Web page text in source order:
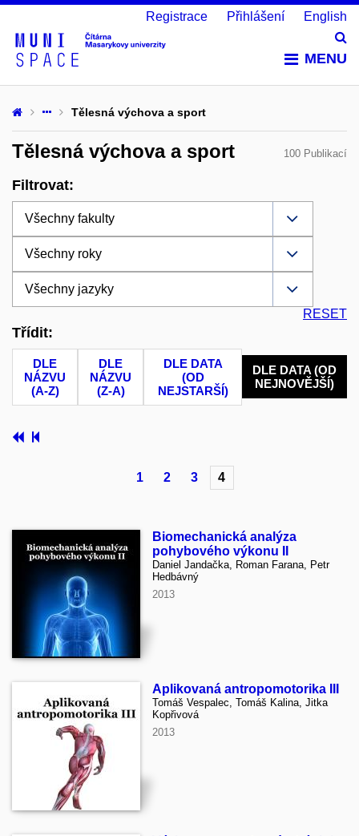
MENU
Registrace Přihlášení English
Tělesná výchova a sport
100 Publikací
Tělesná výchova a sport
Filtrovat:
RESET
Třídit:
DLE
NÁZVU
(A-Z)
DLE
NÁZVU
(Z-A)
DLE DATA
(OD
NEJSTARŠÍ)
DLE DATA (OD
NEJNOVĚJŠÍ)
1 2 3 4
Biomechanická analýza
pohybového výkonu II
Daniel Jandačka, Roman Farana, Petr
Hedbávný
2013
Aplikovaná antropomotorika III
Tomáš Vespalec, Tomáš Kalina, Jitka
Kopřivová
2013